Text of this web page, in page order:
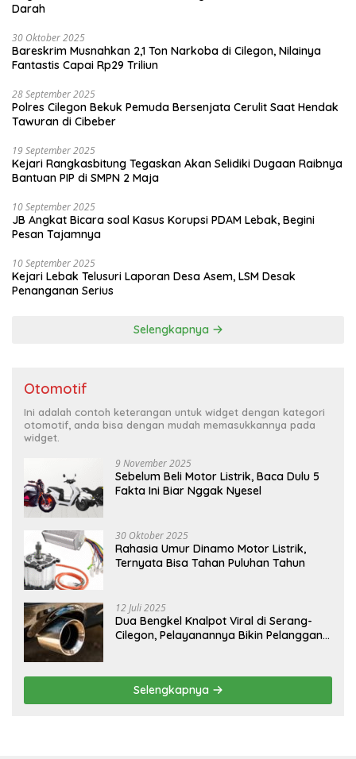
Darah
30 Oktober 2025
Bareskrim Musnahkan 2,1 Ton Narkoba di Cilegon, Nilainya
Fantastis Capai Rp29 Triliun
28 September 2025
Polres Cilegon Bekuk Pemuda Bersenjata Cerulit Saat Hendak
Tawuran di Cibeber
19 September 2025
Kejari Rangkasbitung Tegaskan Akan Selidiki Dugaan Raibnya
Bantuan PIP di SMPN 2 Maja
10 September 2025
JB Angkat Bicara soal Kasus Korupsi PDAM Lebak, Begini
Pesan Tajamnya
10 September 2025
Kejari Lebak Telusuri Laporan Desa Asem, LSM Desak
Penanganan Serius
Selengkapnya
Otomotif
Ini adalah contoh keterangan untuk widget dengan kategori
otomotif, anda bisa dengan mudah memasukkannya pada
widget.
9 November 2025
Sebelum Beli Motor Listrik, Baca Dulu 5
Fakta Ini Biar Nggak Nyesel
30 Oktober 2025
Rahasia Umur Dinamo Motor Listrik,
Ternyata Bisa Tahan Puluhan Tahun
12 Juli 2025
Dua Bengkel Knalpot Viral di Serang-
Cilegon, Pelayanannya Bikin Pelanggan
Selengkapnya